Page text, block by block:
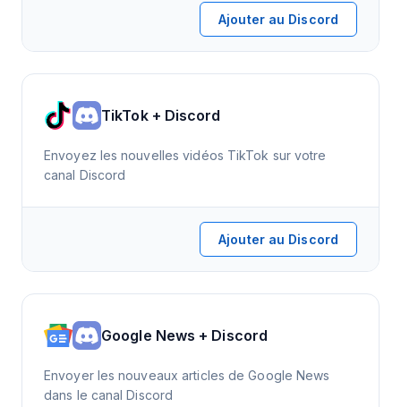
Ajouter au Discord
TikTok + Discord
Envoyez les nouvelles vidéos TikTok sur votre
canal Discord
Ajouter au Discord
Google News + Discord
Envoyer les nouveaux articles de Google News
dans le canal Discord